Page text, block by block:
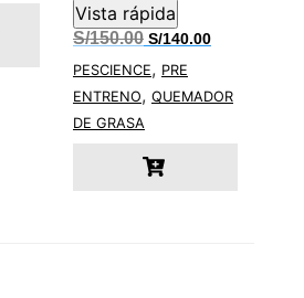
S/180.00Vista rápida
S/150.00 El
original
S/150.00.
S/140.00El
S/140.00.
PESCIENCE, PRE
ENTRENO, QUEMADOR
DE GRASA